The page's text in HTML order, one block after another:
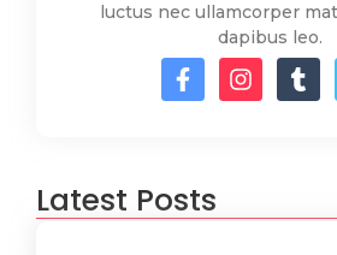
luctus nec ullamcorper
dapibus leo.
Latest Posts